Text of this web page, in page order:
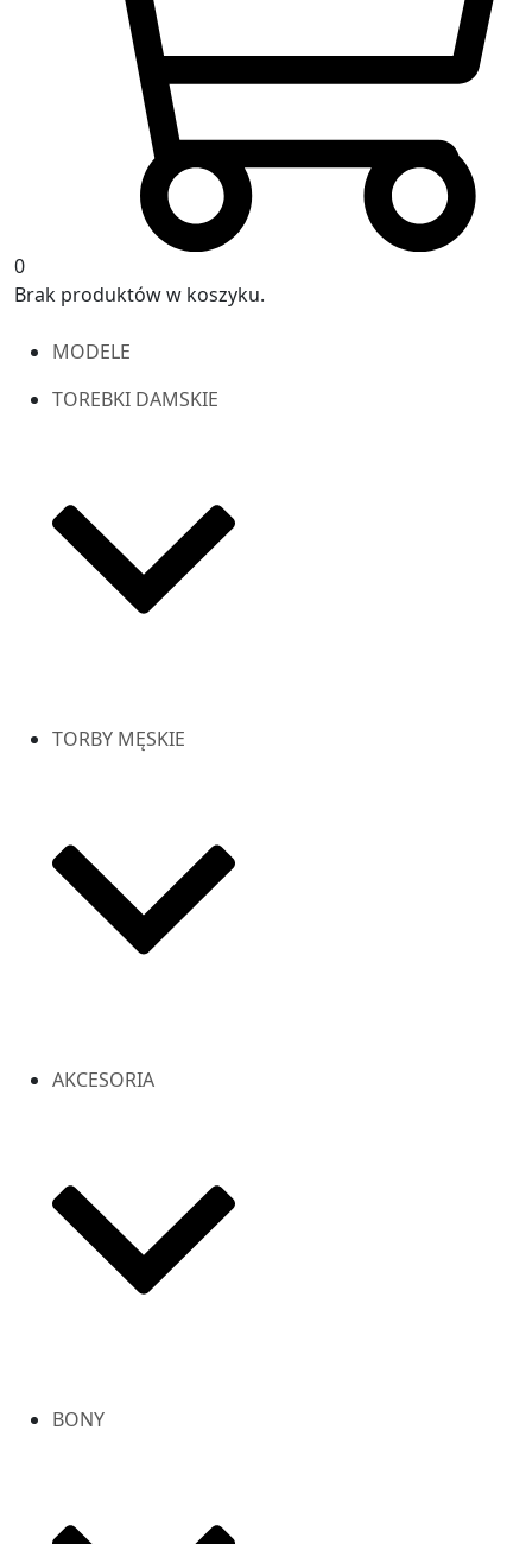
0
Brak produktów w koszyku.
MODELE
TOREBKI DAMSKIE
TORBY MĘSKIE
AKCESORIA
BONY